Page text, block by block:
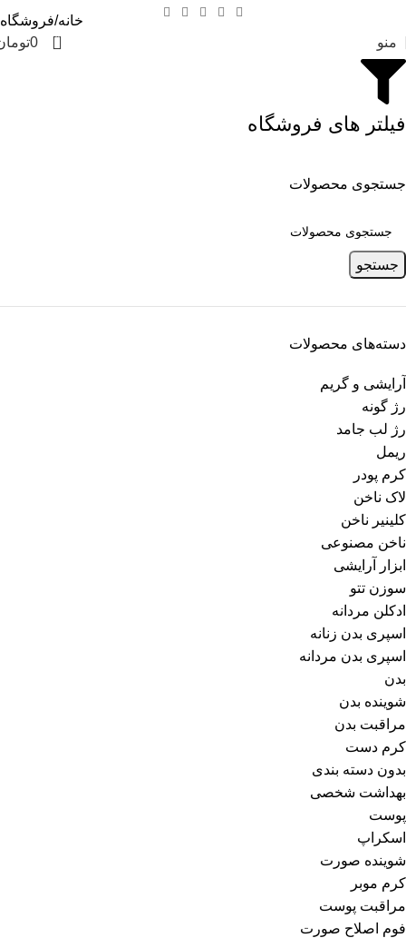
منو 0
0
خانه فروشگاه
فیلتر های فروشگاه
جستجوی محصولات
جستجو
دسته‌های محصولات
آرایشی و گریم
رژ گونه
رژ لب جامد
ریمل
کرم پودر
لاک ناخن
کلینیر ناخن
ناخن مصنوعی
ابزار آرایشی
سوزن تتو
ادکلن مردانه
اسپری بدن زنانه
اسپری بدن مردانه
بدن
شوینده بدن
مراقبت بدن
کرم دست
بدون دسته بندی
بهداشت شخصی
پوست
اسکراپ
شوینده صورت
کرم موبر
مراقبت پوست
فوم اصلاح صورت